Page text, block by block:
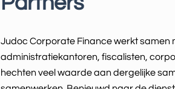
Judoc Corporate Finance werkt samen
administratiekantoren, fiscalisten,
hechten veel waarde aan dergelijke